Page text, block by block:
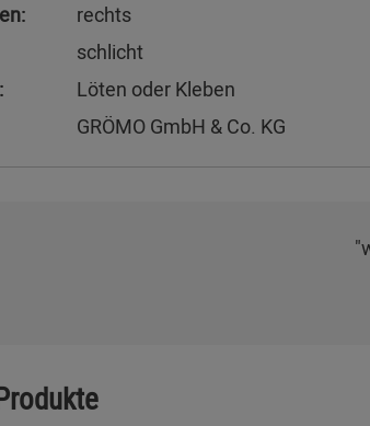
rechts
schlicht
Löten oder Kleben
GRÖMO GmbH & Co. KG